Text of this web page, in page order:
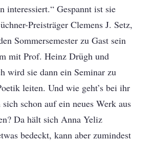
interessiert.“ Gespannt ist sie
Preisträger Clemens J. Setz,
Sommersemester zu Gast sein
mit Prof. Heinz Drügh und
wird sie dann ein Seminar zu
leiten. Und wie geht’s bei ihr
schon auf ein neues Werk aus
Da hält sich Anna Yeliz
bedeckt, kann aber zumindest